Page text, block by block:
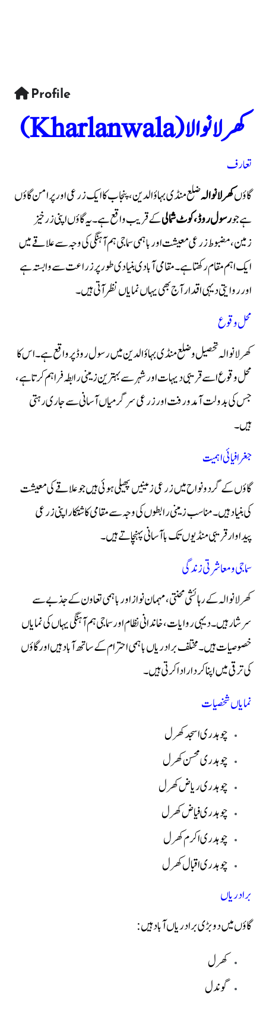
Profile
کھرلانوالا(Kharlanwala)
تعارف
گاؤںکھرلانوالہضلع منڈی بہاؤالدین، پنجاب کا ایک زرعی اور پرامن گاؤں
ہے جورسول روڈ، کوٹ شمالیکے قریب واقع ہے۔ یہ گاؤں اپنی زرخیز
زمین، مضبوط زرعی معیشت اور باہمی سماجی ہم آہنگی کی وجہ سے علاقے میں
ایک اہم مقام رکھتا ہے۔ مقامی آبادی بنیادی طور پر زراعت سے وابستہ ہے
اور روایتی دیہی اقدار آج بھی یہاں نمایاں نظر آتی ہیں۔
محل وقوع
کھرلانوالہ تحصیل و ضلع منڈی بہاؤالدین میں رسول روڈ پر واقع ہے۔ اس کا
محل وقوع اسے قریبی دیہات اور شہر سے بہترین زمینی رابطہ فراہم کرتا ہے،
جس کی بدولت آمدورفت اور زرعی سرگرمیاں آسانی سے جاری رہتی
ہیں۔
جغرافیائی اہمیت
گاؤں کے گردونواح میں زرعی زمینیں پھیلی ہوئی ہیں جو علاقے کی معیشت
کی بنیاد ہیں۔ مناسب زمینی رابطوں کی وجہ سے مقامی کاشتکار اپنی زرعی
پیداوار قریبی منڈیوں تک باآسانی پہنچاتے ہیں۔
سماجی و معاشرتی زندگی
کھرلانوالہ کے رہائشی محنتی، مہمان نواز اور باہمی تعاون کے جذبے سے
سرشار ہیں۔ دیہی روایات، خاندانی نظام اور سماجی ہم آہنگی یہاں کی نمایاں
خصوصیات ہیں۔ مختلف برادریاں باہمی احترام کے ساتھ آباد ہیں اور گاؤں
کی ترقی میں اپنا کردار ادا کرتی ہیں۔
نمایاں شخصیات
چوہدری اسجد کھرل
چوہدری محسن کھرل
چوہدری ریاض کھرل
چوہدری فیاض کھرل
چوہدری اکرم کھرل
چوہدری اقبال کھرل
برادریاں
گاؤں میں دو بڑی برادریاں آباد ہیں:
کھرل
گوندل